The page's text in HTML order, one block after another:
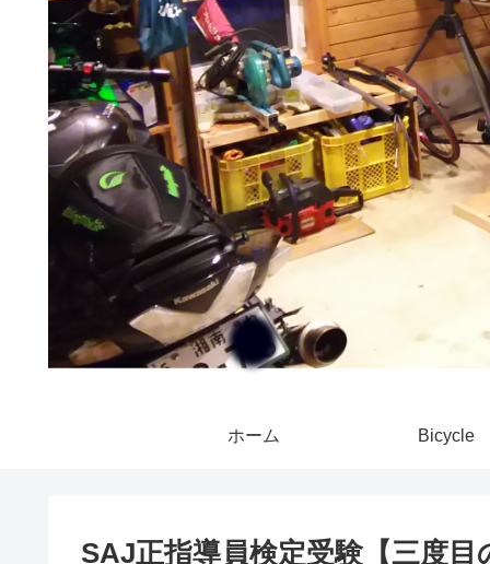
ホーム Bicycle
SAJ正指導員検定受験【三度目